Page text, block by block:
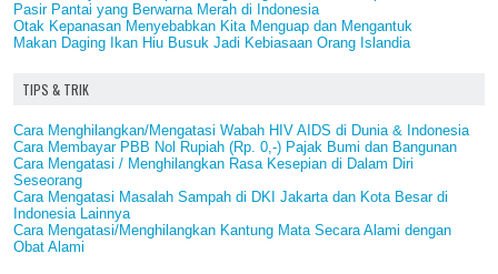
Pasir Pantai yang Berwarna Merah di Indonesia
Otak Kepanasan Menyebabkan Kita Menguap dan Mengantuk
Makan Daging Ikan Hiu Busuk Jadi Kebiasaan Orang Islandia
TIPS & TRIK
Cara Menghilangkan/Mengatasi Wabah HIV AIDS di Dunia & Indonesia
Cara Membayar PBB Nol Rupiah (Rp. 0,-) Pajak Bumi dan Bangunan
Cara Mengatasi / Menghilangkan Rasa Kesepian di Dalam Diri
Seseorang
Cara Mengatasi Masalah Sampah di DKI Jakarta dan Kota Besar di
Indonesia Lainnya
Cara Mengatasi/Menghilangkan Kantung Mata Secara Alami dengan
Obat Alami